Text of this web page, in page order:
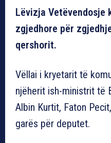
Lëvizja Vetëvendosje
zgjedhore për
qershorit.
Vëllai i kryetarit të
njëherit ish-ministrit të
Albin Kurtit, Faton
garës për deputet.